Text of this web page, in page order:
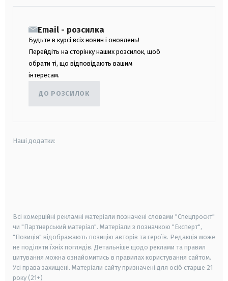
Email - розсилка
Будьте в курсі всіх новин і оновлень!
Перейдіть на сторінку наших розсилок, щоб
обрати ті, що відповідають вашим
інтересам.
ДО РОЗСИЛОК
Наші додатки:
Всі комерційні рекламні матеріали позначені словами "Спецпроєкт"
чи "Партнерський матеріал". Матеріали з позначкою "Експерт",
"Позиція" відображають позицію авторів та героїв. Редакція може
не поділяти їхніх поглядів. Детальніше щодо реклами та правил
цитування можна ознайомитись в правилах користування сайтом.
Усі права захищені. Матеріали сайту призначені для осіб старше 21
року (21+)